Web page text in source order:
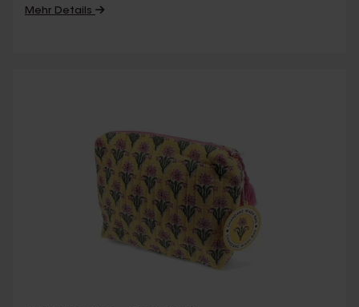
Mehr Details